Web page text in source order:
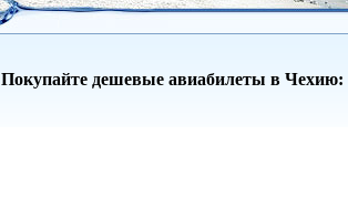
Покупайте дешевые авиабилеты в Чехию: